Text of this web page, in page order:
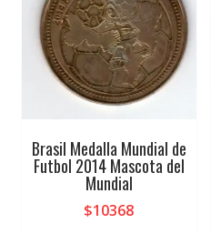
Brasil Medalla Mundial de
Futbol 2014 Mascota del
Mundial
$10368